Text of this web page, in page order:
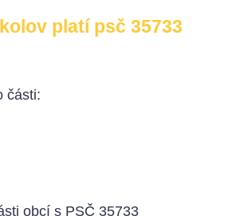
platí psč 35733
části:
obcí s PSČ 35733